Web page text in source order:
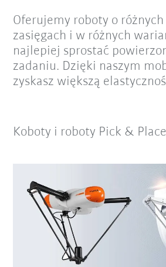
Oferujemy roboty o
zasięgach i w różnych
najlepiej sprostać
zadaniu. Dzięki naszym
zyskasz większą
Koboty i roboty Pick & Place